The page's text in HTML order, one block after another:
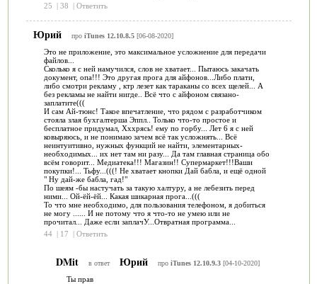
25
| 38 | Ответить
Юрий про iTunes 12.10.8.5[06-08-2020]
Это не приложение, это максимальное усложнение для передачи
файлов...
Сколько я с ней намучился, слов не хватает... Пытаюсь закачать
документ, опа!!! Это другая прога для айфонов...Либо плати,
либо смотри рекламу , ктр лезет как тараканы со всех щелей... А
без рекламы не найти нигде.. Всё что с айфоном связано-
заплатите(((
И сам Ай-тюнс! Такое впечатление, что рядом с разработчиком
стояла злая бухгалтерша Эппл.. Только что-то простое и
бесплатное придумал, Хххрясь! ему по горбу... Лет 6 я с ней
ковыряюсь, и не понимаю зачем всё так усложнять... Всё
неинтуитивно, нужных функций не найти, элементарных-
необходимых... их нет там ни разу... Да там главная страница обо
всём говорит... Медиатека!!! Магазин!! Супермаркет!!!Ваши
покупки!... Тьфу...(((! Не хватает кнопки Дай бабла, и ещё одной
" Ну дай-же бабла, гад!"
По шеям -бы настучать за такую халтуру, а не лебезить перед
ними... Ой-ёй-ёй... Какая шикарная прога...(((
То что мне необходимо, для пользования телефоном, я добиться
не могу ...... И не потому что я что-то не умею или не
прочитал... Даже если заплачУ...Отвратная программа...
44 | 17 | Ответить
DMit в ответ Юрий про iTunes 12.10.9.3[04-10-2020]
Ты прав